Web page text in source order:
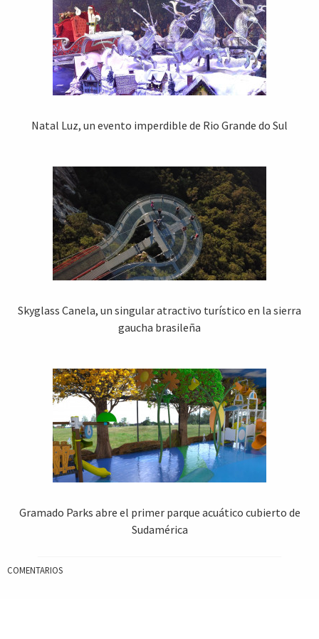
Natal Luz, un evento imperdible de Rio Grande do Sul
Skyglass Canela, un singular atractivo turístico en la sierra
gaucha brasileña
Gramado Parks abre el primer parque acuático cubierto de
Sudamérica
COMENTARIOS